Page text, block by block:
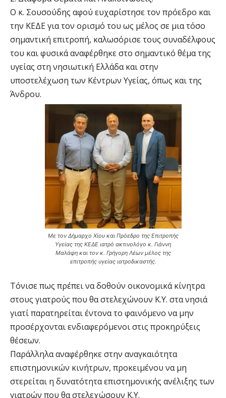
Ο κ. Σουσούδης αφού ευχαρίστησε τον πρόεδρο και
την ΚΕΔΕ για τον ορισμό του ως μέλος σε μια τόσο
σημαντική επιτροπή, καλωσόρισε τους συναδέλφους
του και φυσικά αναφέρθηκε στο σημαντικό θέμα της
υγείας στη νησιωτική Ελλάδα και στην
υποστελέχωση των Κέντρων Υγείας, όπως και της
Άνδρου.
Με τον Δήμαρχο Χίου και Πρόεδρο της Επιτροπής
Υγείας της ΚΕΔΕ ιατρό ακτινολόγο κ. Γιάννη
Μαλάφη και τον κ. Γρήγορη Λέων μέλος της
επιτροπής υγείας ιατροδικαστής.
Τόνισε πως πρέπει να δοθούν οικονομικά κίνητρα
στους γιατρούς που θα στελεχώνουν Κ.Υ. στα νησιά
γιατί παρατηρείται έντονα το φαινόμενο να μην
προσέρχονται ενδιαφερόμενοι στις προκηρύξεις
θέσεων.
Παράλληλα αναφέρθηκε στην αναγκαιότητα
επιστημονικών κινήτρων, προκειμένου να μη
στερείται η δυνατότητα επιστημονικής ανέλιξης των
γιατρών που θα στελεχώσουν Κ.Υ.